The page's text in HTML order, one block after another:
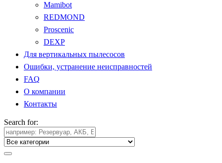
Mamibot
REDMOND
Proscenic
DEXP
Для вертикальных пылесосов
Ошибки, устранение неисправностей
FAQ
О компании
Контакты
Search for: